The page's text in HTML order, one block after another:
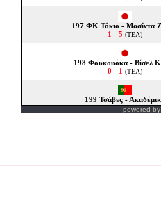
powered by